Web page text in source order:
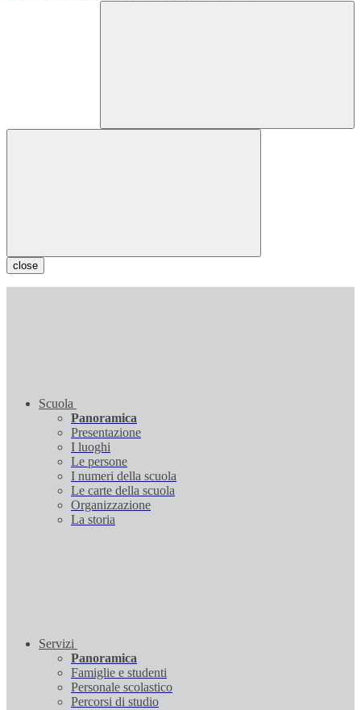
close
Scuola
Panoramica
Presentazione
I luoghi
Le persone
I numeri della scuola
Le carte della scuola
Organizzazione
La storia
Servizi
Panoramica
Famiglie e studenti
Personale scolastico
Percorsi di studio